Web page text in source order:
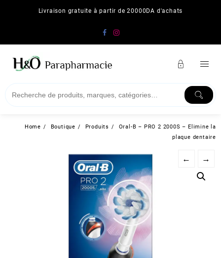
Livraison gratuite à partir de 20000DA d'achats
Home Boutique Produits
Oral-B – PRO 2 2000S – Elimine la
plaque dentaire
← →